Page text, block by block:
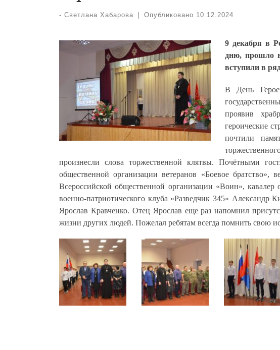
- Светлана Хабарова Опубликовано 10.12.2024
9 декабря в
дню, прошло
вступили в
В День
проявив
героические
почтили
произнесли слова торжественной клятвы. Почётными
общественной организации ветеранов «Боевое братство»,
Всероссийской общественной организации «Воин»,
военно-патриотического клуба «Разведчик 345» Александр
Ярослав Кравченко. Отец Ярослав еще раз напомнил
жизни других людей. Пожелал ребятам всегда помнить свою